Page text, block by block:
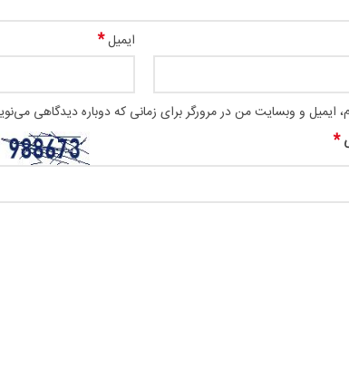
ایمیل*
ایمیل و وبسایت من در مرورگر برای زمانی که دوباره دیدگاهی
*